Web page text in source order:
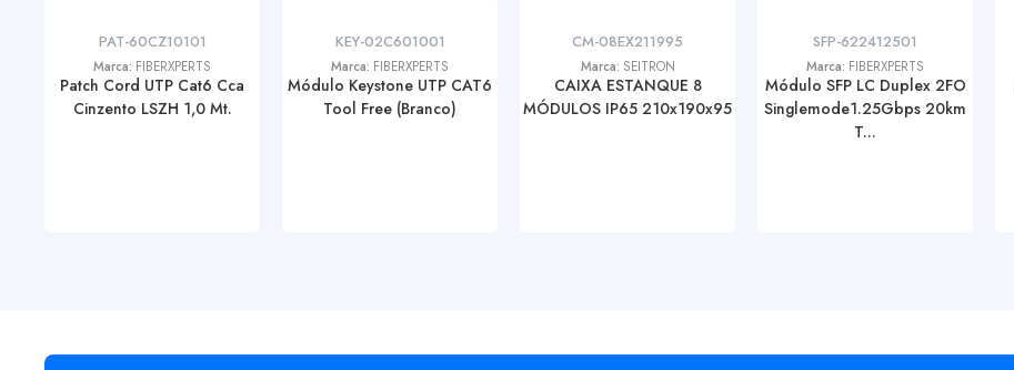
PAT-60CZ10101
Marca: FIBERXPERTS
Patch Cord UTP Cat6 Cca
Cinzento LSZH 1,0 Mt.
KEY-02C601001
Marca: FIBERXPERTS
Módulo Keystone UTP CAT6
Tool Free (Branco)
CM-08EX211995
Marca: SEITRON
CAIXA ESTANQUE 8
MÓDULOS IP65 210x190x95
SFP-622412501
Marca: FIBERXPERTS
Módulo SFP LC Duplex 2FO
Singlemode1.25Gbps 20km
T...